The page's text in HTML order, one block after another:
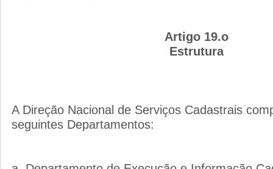
Artigo 19.o
Estrutura
A Direção Nacional de Serviços Cadastrais
seguintes Departamentos: